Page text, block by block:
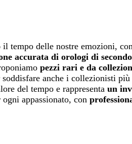
tempo delle nostre emozioni,
accurata di orologi di
pezzi rari e da
anche i collezionisti
del tempo e rappresenta un
appassionato, con